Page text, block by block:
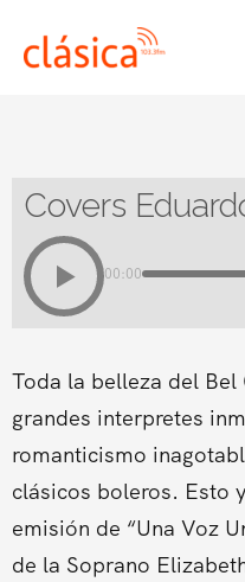
Covers
00:00
Toda la belleza del
grandes interpretes
romanticismo
clásicos boleros. Esto
emisión de “Una Voz
de la Soprano